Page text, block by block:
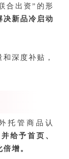
合出资”的形
决新品冷启动
深度补贴，
托管商品认
并给予首页、
增。